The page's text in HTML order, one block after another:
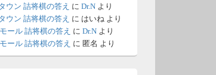
ルが6：00までメン
ことなので、本日分
いかもしれません。
ウン 詰将棋の答え に Dr.N より
ウン 詰将棋の答え に はいね より
ール 詰将棋の答え に Dr.N より
ール 詰将棋の答え に 匿名 より